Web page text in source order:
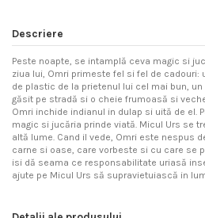
Descriere
Peste noapte, se intamplă ceva magic si
ziua lui, Omri primeste fel si fel de cadouri:
de plastic de la prietenul lui cel mai bun,
găsit pe stradă si o cheie frumoasă si
Omri inchide indianul in dulap si uită de el.
magic si jucăria prinde viată. Micul Urs se
altă lume. Cand il vede, Omri este nespus
carne si oase, care vorbeste si cu care se
isi dă seama ce responsabilitate uriasă
ajute pe Micul Urs să supravietuiască in